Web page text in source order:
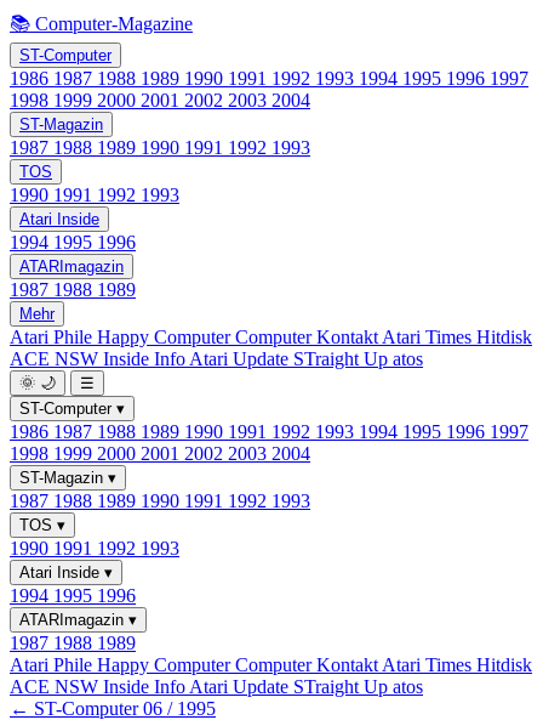
📚 Computer-Magazine
ST-Computer
1986 1987 1988 1989 1990 1991 1992 1993 1994 1995 1996 1997
1998 1999 2000 2001 2002 2003 2004
ST-Magazin
1987 1988 1989 1990 1991 1992 1993
TOS
1990 1991 1992 1993
Atari Inside
1994 1995 1996
ATARImagazin
1987 1988 1989
Mehr
Atari Phile Happy ComputerComputer Kontakt Atari Times Hitdisk
ACE NSW Inside Info Atari Update STraight Up atos
🌞 🌙
☰
ST-Computer ▾
1986 1987 1988 1989 1990 1991 1992 1993 1994 1995 1996 1997
1998 1999 2000 2001 2002 2003 2004
ST-Magazin ▾
1987 1988 1989 1990 1991 1992 1993
TOS ▾
1990 1991 1992 1993
Atari Inside ▾
1994 1995 1996
ATARImagazin ▾
1987 1988 1989
Atari Phile Happy ComputerComputer Kontakt Atari Times Hitdisk
ACE NSW Inside Info Atari Update STraight Up atos
← ST-Computer 06 / 1995